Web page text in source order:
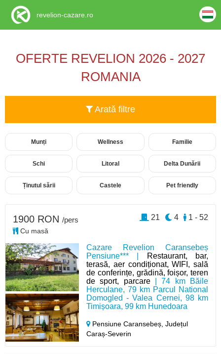
OFERTE REVELION 2026 - 2027
ROMANIA
Arată filtre
Munți Wellness Familie
Schi Litoral Delta Dunării
Ținutul sării Castele Pet friendly
Cazare Revelion Caransebeș
Pensiune*** |
Restaurant, bar,
terasă, aer condiționat, WIFI, sală
de conferințe, grădină, foișor, teren
de sport, parcare| 74 km Băile
Herculane, 79 km Parcul National
Domogled - Valea Cernei, 98 km
Timișoara, 99 km Hunedoara
Pensiune Caransebeș,Județul
Caraș-Severin
1900 RON /pers
Cu masă
1 - 52
4
21
revelion-cazare.ro